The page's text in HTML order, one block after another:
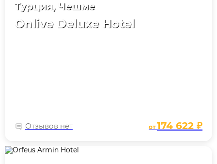
Турция, Чешме
Onlive Deluxe Hotel
Отзывов нет от174 622 ₽